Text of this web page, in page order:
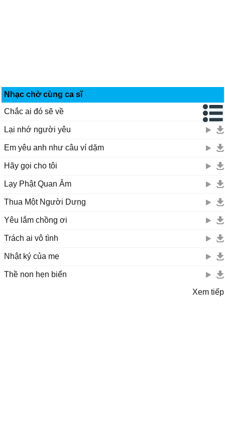
Nhạc chờ cùng ca sĩ
Chắc ai đó sẽ về
Lại nhớ người yêu
Em yêu anh như câu ví dặm
Hãy gọi cho tôi
Lạy Phật Quan Âm
Thua Một Người Dưng
Yêu lắm chồng ơi
Trách ai vô tình
Nhật ký của mẹ
Thề non hẹn biển
Xem tiếp